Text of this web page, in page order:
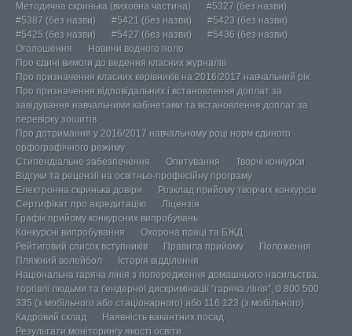
Методична скринька (виховна частина)
#5327 (без назви)
#5387 (без назви)
#5421 (без назви)
#5423 (без назви)
#5425 (без назви)
#5427 (без назви)
#5436 (без назви)
Оголошення
Новини водного поло
Про єдині вимоги до ведення класних журналів
Про призначення класних керівників на 2016/2017 навчальний рік
Про призначення відповідальних і встановлення доплат за
завідування навчальними кабінетами та встановлення доплат за
перевірку зошитів
Про дотримання у 2016/2017 навчальному році норм єдиного
орфографічного режиму
Стипендіальне забезпечення
Опитування
Творчі конкурси
Відгуки та рецензії на освітньо-професійну програму
Електронна скринька довіри
Розклад прийому творчих конкурсів
Сертифікат про акредитацію
Ліцензія
Графік прийому конкурсних випробувань
Конкурсні випробування
Охорона праці та БЖД
Рейтиговий список вступників
Правила прийому
Положення
Пляжний волейбол
Історія відділення
Національна гаряча лінія з попередження домашнього насильства,
торгівлі людьми та ґендерної дискримінації “гаряча лінія”, 0 800 500
335 (з мобільного або стаціонарного) або 116 123 (з мобільного)
Кадровий склад
Наявність вакантних посад
Результати моніторингу якості освіти